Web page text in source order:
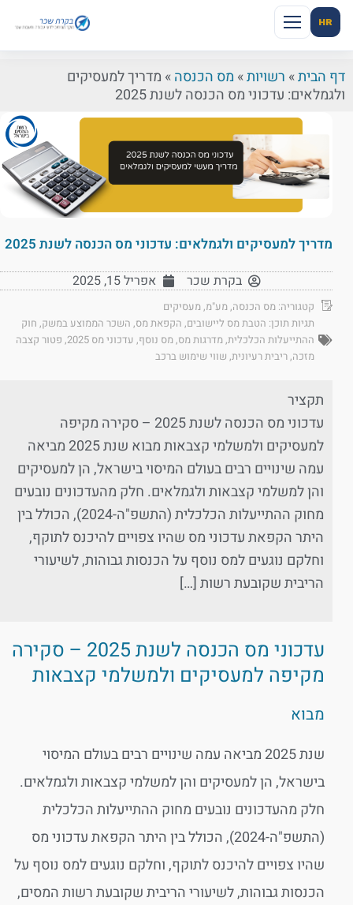
HR
דף הבית»רשויות»מס הכנסה»מדריך למעסיקים
ולגמלאים: עדכוני מס הכנסה לשנת 2025
מדריך למעסיקים ולגמלאים: עדכוני מס הכנסה לשנת 2025
בקרת שכר אפריל 15, 2025
קטגוריה:מס הכנסה,מע"מ,מעסיקים
תגיות תוכן: הטבת מס ליישובים,הקפאת מס,השכר הממוצע במשק,חוק
ההתייעלות הכלכלית,מדרגות מס,מס נוסף,עדכוני מס 2025 ,פטור קצבה
מזכה,ריבית רעיונית,שווי שימוש ברכב
תקציר
עדכוני מס הכנסה לשנת 2025 – סקירה מקיפה
למעסיקים ולמשלמי קצבאות מבוא שנת 2025 מביאה
עמה שינויים רבים בעולם המיסוי בישראל, הן למעסיקים
והן למשלמי קצבאות ולגמלאים. חלק מהעדכונים נובעים
מחוק ההתייעלות הכלכלית (התשפ"ה-2024), הכולל בין
היתר הקפאת עדכוני מס שהיו צפויים להיכנס לתוקף,
וחלקם נוגעים למס נוסף על הכנסות גבוהות, לשיעורי
הריבית שקובעת רשות […]
עדכוני מס הכנסה לשנת 2025 – סקירה
מקיפה למעסיקים ולמשלמי קצבאות
מבוא
שנת 2025 מביאה עמה שינויים רבים בעולם המיסוי
בישראל, הן למעסיקים והן למשלמי קצבאות ולגמלאים.
חלק מהעדכונים נובעים מחוק ההתייעלות הכלכלית
(התשפ"ה-2024), הכולל בין היתר הקפאת עדכוני מס
שהיו צפויים להיכנס לתוקף, וחלקם נוגעים למס נוסף על
הכנסות גבוהות, לשיעורי הריבית שקובעת רשות המסים,